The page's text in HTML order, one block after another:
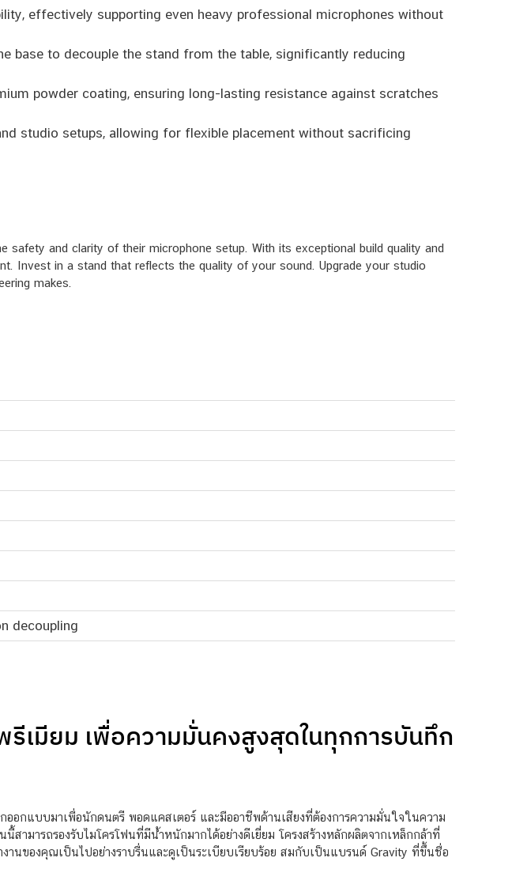
effectively supporting even heavy professional microphones without
base to decouple the stand from the table, significantly reducing
powder coating, ensuring long-lasting resistance against scratches
studio setups, allowing for flexible placement without sacrificing
and clarity of their microphone setup. With its exceptional build quality and
Invest in a stand that reflects the quality of your sound. Upgrade your studio
makes.
decoupling
รีเมียม เพื่อความมั่นคงสูงสุดในทุกการบันทึก
อกแบบมาเพื่อนักดนตรี พอดแคสเตอร์ และมืออาชีพด้านเสียงที่ต้องการความมั่นใจในความ
ามารถรองรับไมโครโฟนที่มีน้ำหนักมากได้อย่างดีเยี่ยม โครงสร้างหลักผลิตจากเหล็กกล้าที่
นของคุณเป็นไปอย่างราบรื่นและดูเป็นระเบียบเรียบร้อย สมกับเป็นแบรนด์ Gravity ที่ขึ้นชื่อ